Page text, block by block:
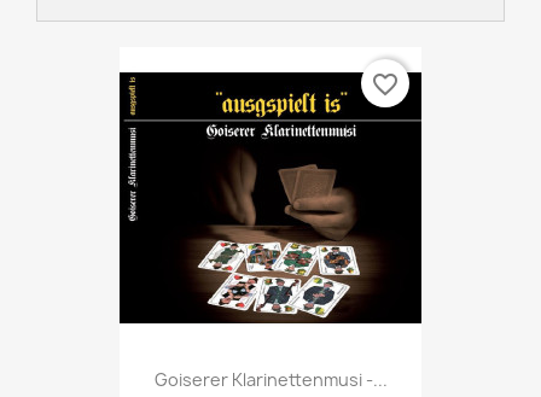
Goiserer Klarinettenmusi -...
favorite_border